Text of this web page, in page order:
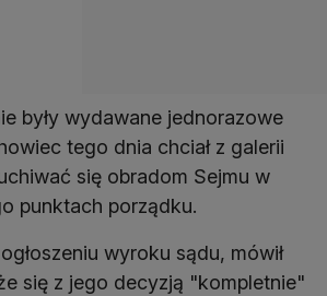
były wydawane jednorazowe
tego dnia chciał z galerii
się obradom Sejmu w
punktach porządku.
wyroku sądu, mówił
się z jego decyzją "kompletnie"